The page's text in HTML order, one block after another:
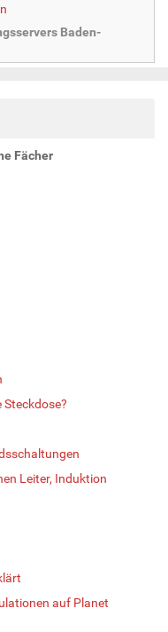
Baden-
Fächer
Steckdose?
Leiter, Induktion
auf Planet